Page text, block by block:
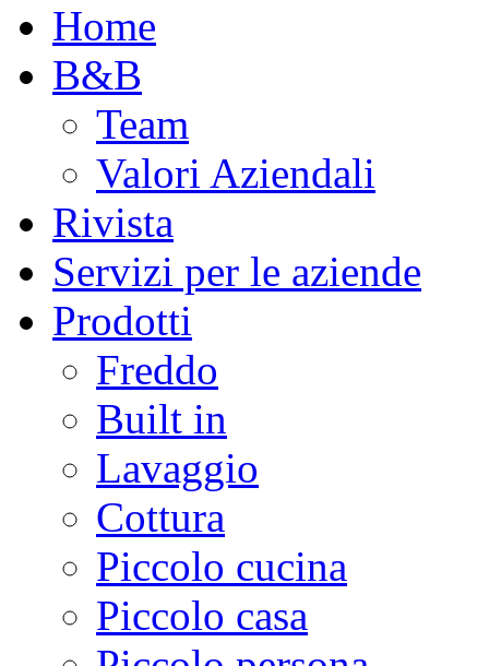
Home
B&B
Team
Valori Aziendali
Rivista
Servizi per le aziende
Prodotti
Freddo
Built in
Lavaggio
Cottura
Piccolo cucina
Piccolo casa